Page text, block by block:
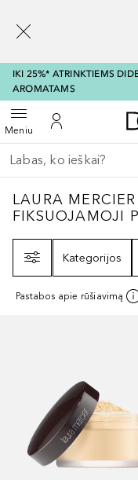
IKI 25%* ATRINKTIEMS
AROMATAMS
MeniuAtidaryti meniuĮ mano paskyrą
Grįžk atgal
Vykdykite paiešką
LAURA
LAURA
FIKSUOJAMOJI
Kategorijos
Pastabos apie rūšiavimą